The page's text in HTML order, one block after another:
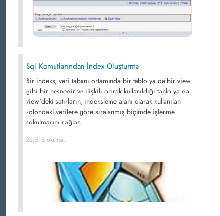
Sql Komutlarından İndex Oluşturma
Bir indeks, veri tabanı ortamında bir tablo ya da bir view
gibi bir nesnedir ve ilişkili olarak kullanıldığı tablo ya da
view'deki satırların, indeksleme alanı olarak kullanılan
kolondaki verilere göre sıralanmış biçimde işlenme
sokulmasını sağlar.
26,516 okuma,